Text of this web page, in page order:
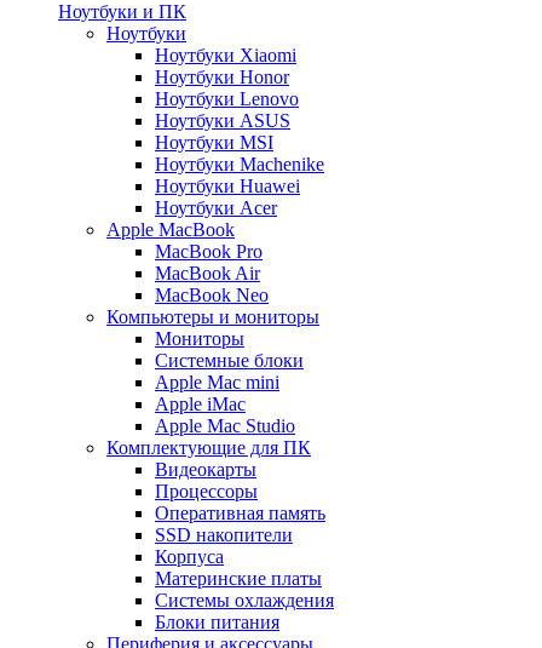
Ноутбуки и ПК
Ноутбуки
Ноутбуки Xiaomi
Ноутбуки Honor
Ноутбуки Lenovo
Ноутбуки ASUS
Ноутбуки MSI
Ноутбуки Machenike
Ноутбуки Huawei
Ноутбуки Acer
Apple MacBook
MacBook Pro
MacBook Air
MacBook Neo
Компьютеры и мониторы
Мониторы
Системные блоки
Apple Mac mini
Apple iMac
Apple Mac Studio
Комплектующие для ПК
Видеокарты
Процессоры
Оперативная память
SSD накопители
Корпуса
Материнские платы
Системы охлаждения
Блоки питания
Периферия и аксессуары